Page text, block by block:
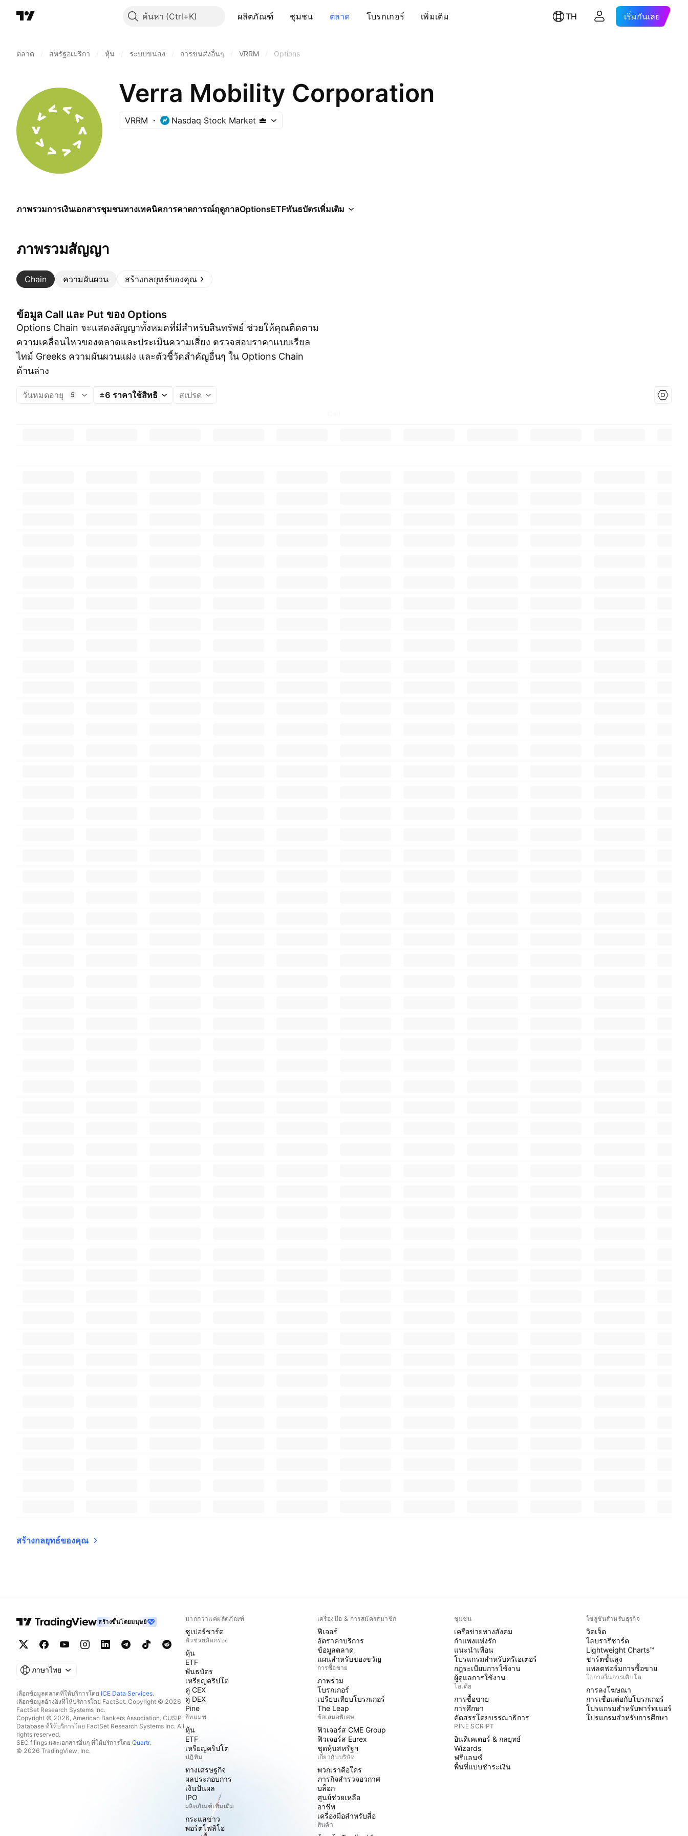
ค้นหา ผลิตภัณฑ์ ชุมชน ตลาด โบรกเกอร์ เพิ่มเติม TH เริ่มกันเลย
ตลาด สหรัฐอเมริกา หุ้น ระบบขนส่ง การขนส่งอื่นๆ VRRM Options
Verra Mobility Corporation
VRRM Nasdaq Stock Market
ภาพรวมการเงินเอกสารชุมชนทางเทคนิคการคาดการณ์ฤดูกาลOptionsETFพันธบัตรเพิ่มเติม
ภาพรวมสัญญา
Chain ความผันผวน สร้างกลยุทธ์ของคุณ
ข้อมูล Call และ Put ของ Options
Options Chain จะแสดงสัญญาทั้งหมดที่มีสำหรับสินทรัพย์ ช่วยให้คุณติดตาม
ความเคลื่อนไหวของตลาดและประเมินความเสี่ยง ตรวจสอบราคาแบบเรียล
ไทม์ Greeks ความผันผวนแฝง และตัวชี้วัดสำคัญอื่นๆ ใน Options Chain
ด้านล่าง
วันหมดอายุ 5 ±6 ราคาใช้สิทธิ สเปรด
สร้างกลยุทธ์ของคุณ
สร้างขึ้นโดยมนุษย์
ภาษาไทย
เลือกข้อมูลตลาดที่ให้บริการโดย ICE Data Services.
เลือกข้อมูลอ้างอิงที่ให้บริการโดย FactSet. Copyright © 2026
FactSet Research Systems Inc.
Copyright © 2026, American Bankers Association. CUSIP
Database ที่ให้บริการโดย FactSet Research Systems Inc. All
rights reserved.
SEC filings และเอกสารอื่นๆ ที่ให้บริการโดย Quartr.
© 2026 TradingView, Inc.
มากกว่าแค่ผลิตภัณฑ์
ซูเปอร์ชาร์ต
ตัวช่วยคัดกรอง
หุ้น
ETF
พันธบัตร
เหรียญคริปโต
คู่ CEX
คู่ DEX
Pine
ฮีทแมพ
หุ้น
ETF
เหรียญคริปโต
ปฏิทิน
ทางเศรษฐกิจ
ผลประกอบการ
เงินปันผล
IPO
ผลิตภัณฑ์เพิ่มเติม
กระแสข่าว
พอร์ตโฟลิโอ
เครื่องมือ & การสมัครสมาชิก
ฟีเจอร์
อัตราค่าบริการ
ข้อมูลตลาด
แผนสำหรับของขวัญ
การซื้อขาย
ภาพรวม
โบรกเกอร์
เปรียบเทียบโบรกเกอร์
The Leap
ข้อเสนอพิเศษ
ฟิวเจอร์ส CME Group
ฟิวเจอร์ส Eurex
ชุดหุ้นสหรัฐฯ
เกี่ยวกับบริษัท
พวกเราคือใคร
ภารกิจสำรวจอวกาศ
บล็อก
ศูนย์ช่วยเหลือ
อาชีพ
เครื่องมือสำหรับสื่อ
สินค้า
ชุมชน
เครือข่ายทางสังคม
กำแพงแห่งรัก
แนะนำเพื่อน
โปรแกรมสำหรับครีเอเตอร์
กฎระเบียบการใช้งาน
ผู้ดูแลการใช้งาน
ไอเดีย
การซื้อขาย
การศึกษา
คัดสรรโดยบรรณาธิการ
PINE SCRIPT
อินดิเคเตอร์ & กลยุทธ์
Wizards
ฟรีแลนซ์
พื้นที่แบบชำระเงิน
โซลูชันสำหรับธุรกิจ
วิดเจ็ต
ไลบรารีชาร์ต
Lightweight Charts™
ชาร์ตขั้นสูง
แพลตฟอร์มการซื้อขาย
โอกาสในการเติบโต
การลงโฆษณา
การเชื่อมต่อกับโบรกเกอร์
โปรแกรมสำหรับพาร์ทเนอร์
โปรแกรมสำหรับการศึกษา